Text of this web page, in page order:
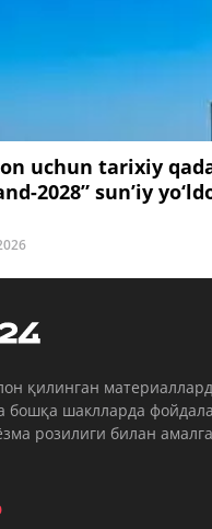
uchun tarixiy
2028” sun’iy
қилинган
бошқа шаклларда
розилиги билан